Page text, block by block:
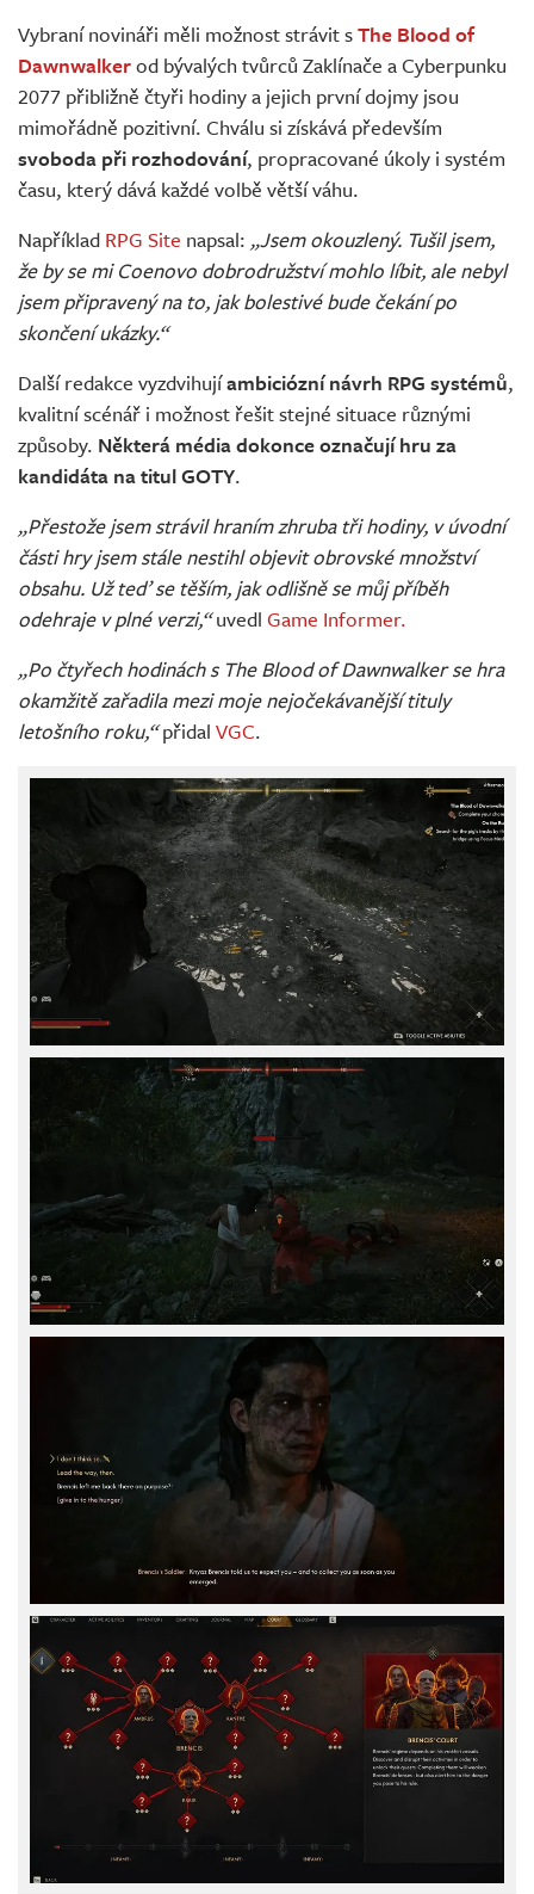
Živě
Vybraní novináři měli možnost strávit sThe Blood of
Dawnwalkerod bývalých tvůrců Zaklínače a Cyberpunku
2077 přibližně čtyři hodiny a jejich první dojmy jsou
mimořádně pozitivní. Chválu si získává především
svoboda při rozhodování, propracované úkoly i systém
času, který dává každé volbě větší váhu.
Například RPG Site napsal: „Jsem okouzlený. Tušil jsem,
že by se mi Coenovo dobrodružství mohlo líbit, ale nebyl
jsem připravený na to, jak bolestivé bude čekání po
skončení ukázky.“
Další redakce vyzdvihujíambiciózní návrh RPG systémů,
kvalitní scénář i možnost řešit stejné situace různými
způsoby. Některá média dokonce označují hru za
kandidáta na titul GOTY.
„Přestože jsem strávil hraním zhruba tři hodiny, v úvodní
části hry jsem stále nestihl objevit obrovské množství
obsahu. Už teď se těším, jak odlišně se můj příběh
odehraje v plné verzi,“uvedl Game Informer.
„Po čtyřech hodinách s The Blood of Dawnwalker se hra
okamžitě zařadila mezi moje nejočekávanější tituly
letošního roku,“přidal VGC.